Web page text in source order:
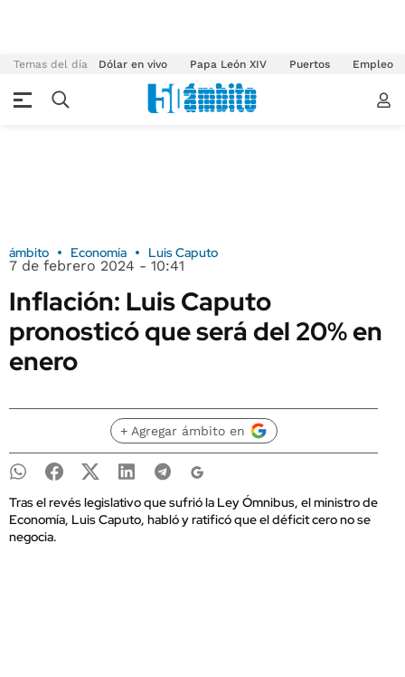
Temas del día Dólar en vivo Papa León XIV Puertos Empleo
ámbito Economía Luis Caputo
7 de febrero 2024 - 10:41
Inflación: Luis Caputo
pronosticó que será del 20% en
enero
+ Agregar ámbito en
Tras el revés legislativo que sufrió la Ley Ómnibus, el ministro de
Economía, Luis Caputo, habló y ratificó que el déficit cero no se
negocia.